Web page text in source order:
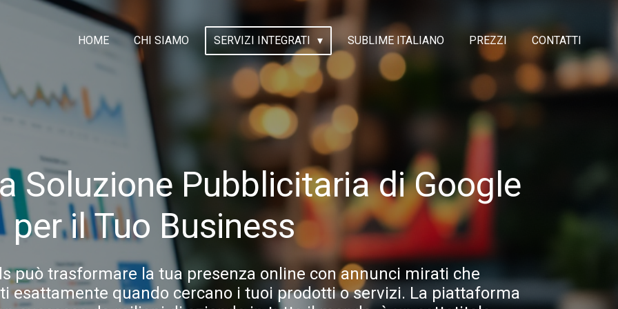
HOME CHI SIAMO SERVIZI INTEGRATI SUBLIME ITALIANO PREZZI CONTATTI
Soluzione Pubblicitaria di Google
per il Tuo Business
può trasformare la tua presenza online con annunci mirati che
esattamente quando cercano i tuoi prodotti o servizi. La piattaforma